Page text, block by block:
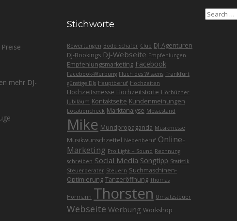
mehr DJ-
Stichworte
Bewertungen Bodo Schäfer Club DJ-Agenturen
DJ-Bookings DJ-Webseite Empfehlungen
Empfehlungsmarketing Facebook
Facebook-Werbung Fluch des Wissens Frankfurt
günstige DJs Hauptberuf Hochzeiten
Hochzeitsmesse Hochzeitstorte Hörbücher
Jubiläum Kontaktseite Kundenmeinungen
Locationcheck Marktanalyse Messestand
Mike Mundpropaganda Musikmesse
Musikwunschzettel Nebenberuf Online-
Marketing Pro Light + Sound Rechnung
schreiben Social Media Songtipp Statistik
Steuerberater Steuern Suchmaschinen-
Optimierung Tanzeröffnung Thomas
Hörmann Thorsten Umsatzsteuer
Webseite Werbung Workshop